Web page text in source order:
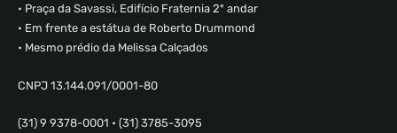
• Praça da Savassi, Edifício Fraternia 2º andar
• Em frente a estátua de Roberto Drummond
• Mesmo prédio da Melissa Calçados
CNPJ 13.144.091/0001-80
(31) 9 9378-0001 • (31) 3785-3095